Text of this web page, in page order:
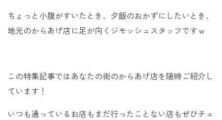
ちょっと小腹がすいたとき、夕飯のおかずにしたいとき、
地元のからあげ店に足が向くジモッシュスタッフですｗ
この特集記事ではあなたの街のからあげ店を随時ご紹介し
ています！
いつも通っているお店もまだ行ったことない店もぜひチェ